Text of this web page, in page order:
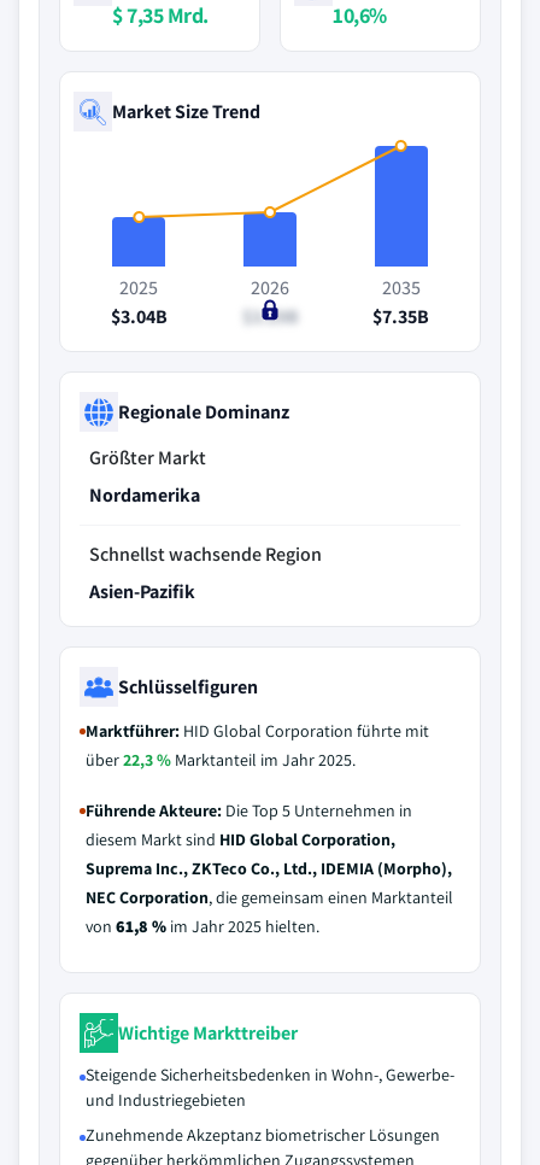
$ 7,35 Mrd. 10,6%
Market Size Trend
2025
$3.04B
2026
$3.29B
2035
$7.35B
Regionale Dominanz
Größter Markt
Nordamerika
Schnellst wachsende Region
Asien-Pazifik
Schlüsselfiguren
Marktführer: HID Global Corporation führte mit
über22,3 % Marktanteil im Jahr 2025.
Führende Akteure: Die Top 5 Unternehmen in
diesem Markt sind HID Global Corporation,
Suprema Inc., ZKTeco Co., Ltd., IDEMIA (Morpho),
NEC Corporation, die gemeinsam einen Marktanteil
von 61,8 % im Jahr 2025 hielten.
Wichtige Markttreiber
Steigende Sicherheitsbedenken in Wohn-, Gewerbe-
und Industriegebieten
Zunehmende Akzeptanz biometrischer Lösungen
gegenüber herkömmlichen Zugangssystemen